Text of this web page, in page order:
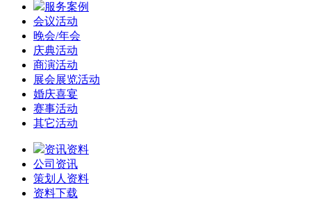
服务案例
会议活动
晚会/年会
庆典活动
商演活动
展会展览活动
婚庆喜宴
赛事活动
其它活动
资讯资料
公司资讯
策划人资料
资料下载